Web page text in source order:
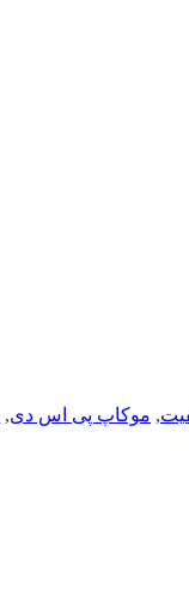
, موکاپ پی اس دی,